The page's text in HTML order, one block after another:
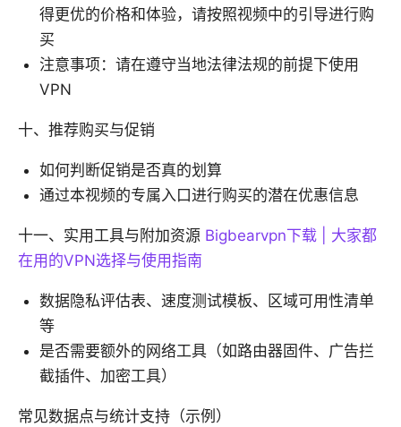
得更优的价格和体验，请按照视频中的引导进行购
买
注意事项：请在遵守当地法律法规的前提下使用
VPN
十、推荐购买与促销
如何判断促销是否真的划算
通过本视频的专属入口进行购买的潜在优惠信息
十一、实用工具与附加资源 Bigbearvpn下载 | 大家都
在用的VPN选择与使用指南
数据隐私评估表、速度测试模板、区域可用性清单
等
是否需要额外的网络工具（如路由器固件、广告拦
截插件、加密工具）
常见数据点与统计支持（示例）